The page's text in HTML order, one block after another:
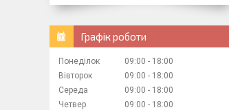
Графік роботи
Понеділок 09:00
18:00
Вівторок
09:00
18:00
Середа
09:00
18:00
Четвер
09:00
18:00